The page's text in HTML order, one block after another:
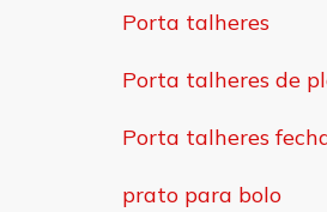
Porta talheres
Porta talheres de
Porta talheres
prato para bolo